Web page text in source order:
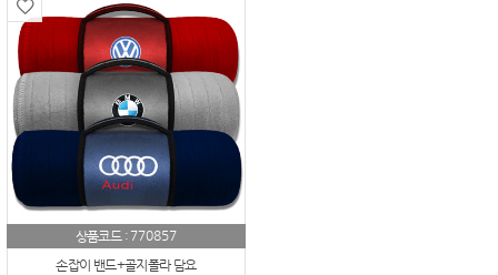
상품코드 : 770857
손잡이 밴드+골지폴라 담요